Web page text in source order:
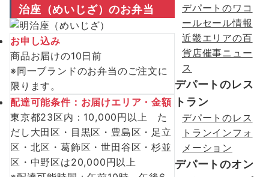
治座（めいじざ）のお弁当
お申し込み
商品お届けの10日前
※同一ブランドのお弁当のご注文に
限ります。
配達可能条件：お届けエリア・金額
東京都23区内：10,000円以上 た
だし大田区・目黒区・豊島区・足立
区・北区・葛飾区・世田谷区・杉並
区・中野区は20,000円以上
デパートのワコ
ールセール情報
近畿エリアの百
貨店催事ニュー
ス
デパートのレス
トラン
デパートのレス
トランインフォ
メーション
デパートのオン